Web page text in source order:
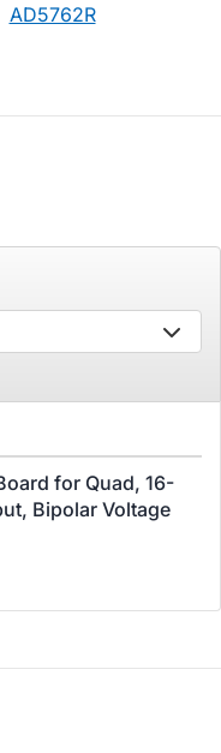
AD5762R
for Quad, 16-
Bipolar Voltage